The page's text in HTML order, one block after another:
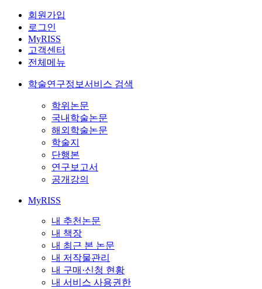
회원가입
로그인
MyRISS
고객센터
전체메뉴
학술연구정보서비스 검색
학위논문
국내학술논문
해외학술논문
학술지
단행본
연구보고서
공개강의
MyRISS
내 추천논문
내 책장
내 최근 본 논문
내 저작물관리
내 구매·신청 현황
내 서비스 사용권한